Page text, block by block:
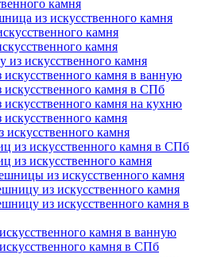
камня
из искусственного камня
камня
камня
из искусственного камня
искусственного камня в ванную
искусственного камня в СПб
искусственного камня на кухню
искусственного камня
искусственного камня
из искусственного камня в СПб
из искусственного камня
из искусственного камня
из искусственного камня
из искусственного камня в
камня в ванную
камня в СПб